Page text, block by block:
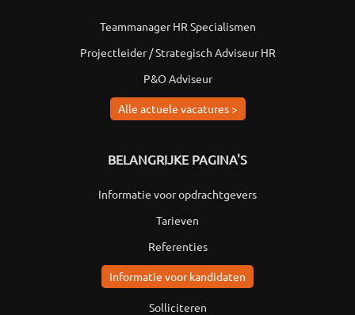
Teammanager HR Specialismen
Projectleider / Strategisch Adviseur HR
P&O Adviseur
Alle actuele vacatures >
BELANGRIJKE PAGINA'S
Informatie voor opdrachtgevers
Tarieven
Referenties
Informatie voor kandidaten
Solliciteren